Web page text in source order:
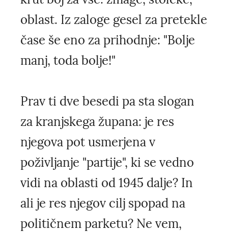
oblast. Iz zaloge gesel za pretekle
čase še eno za prihodnje: "Bolje
manj, toda bolje!"
Prav ti dve besedi pa sta slogan
za kranjskega župana: je res
njegova pot usmerjena v
poživljanje "partije", ki se vedno
vidi na oblasti od 1945 dalje? In
ali je res njegov cilj spopad na
političnem parketu? Ne vem,